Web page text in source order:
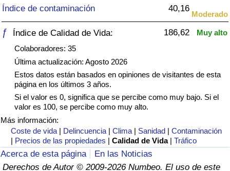
Índice de contaminación 40,16
Moderado
ƒ Índice de Calidad de Vida: 186,62
Muy alto
Colaboradores: 35
Última actualización: Agosto 2026
Estos datos están basados en opiniones de visitantes de esta
página en los últimos 3 años.
Si el valor es 0, significa que se percibe como muy bajo. Si el
valor es 100, se percibe como muy alto.
Más información:
Coste de vida | Delincuencia |Clima | Sanidad |Contaminación
| Precios de las propiedades |Calidad de Vida |Tráfico
Acerca de esta página
En las Noticias
Derechos de Autor © 2009-2026 Numbeo. El uso de este
Índice de Sanidad
Índice de Sanidad por País
Contaminación
Índice de Contaminación (Actual)
Índice de contaminación
Índice de Contaminación por País